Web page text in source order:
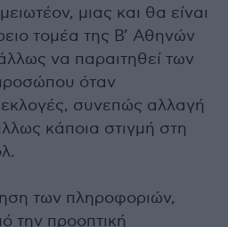
μιας και θα είναι
τομέα της Β’ Αθηνών
να παραιτηθεί των
όταν
συνεπώς αλλαγή
κάποια στιγμή στη
των πληροφοριών,
την προοπτική